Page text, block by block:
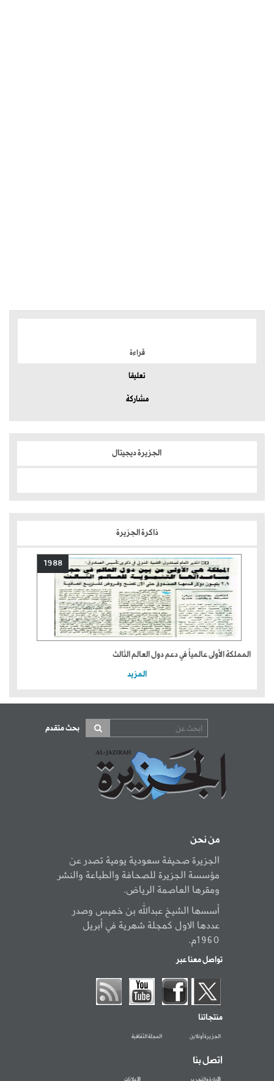
قراءة
تعليقا
مشاركة
الجزيرة ديجيتال
ذاكرة الجزيرة
1988
المملكة الأولى عالمياً في دعم دول العالم الثالث
المزيد
بحث متقدم
من نحن
الجزيرة صحيفة سعودية يومية تصدر عن
مؤسسة الجزيرة للصحافة والطباعة والنشر
ومقرها العاصمة الرياض.
أسسها الشيخ عبدالله بن خميس وصدر
عددها الاول كمجلة شهرية في أبريل
1960م.
تواصل معنا عبر
منتجاتنا
الجزيرة أونلاين المجلة الثقافية
اتصل بنا
الإدارة والتحرير الإعلانات